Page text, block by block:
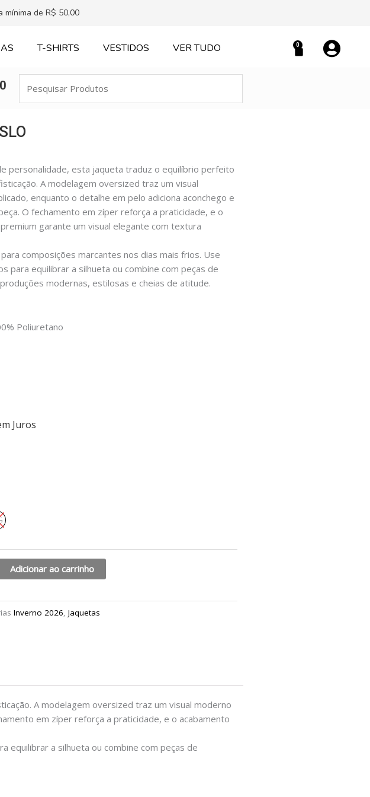
mínima de R$ 50,00
T-SHIRTS VESTIDOS VER TUDO 0
Carrinho
Produtos
personalidade, esta jaqueta traduz o equilíbrio perfeito
A modelagem oversized traz um visual
enquanto o detalhe em pelo adiciona aconchego e
O fechamento em zíper reforça a praticidade, e o
garante um visual elegante com textura
composições marcantes nos dias mais frios. Use
para equilibrar a silhueta ou combine com peças de
modernas, estilosas e cheias de atitude.
Poliuretano
Juros
Adicionar ao carrinho
Inverno 2026, Jaquetas
A modelagem oversized traz um visual moderno
em zíper reforça a praticidade, e o acabamento
equilibrar a silhueta ou combine com peças de